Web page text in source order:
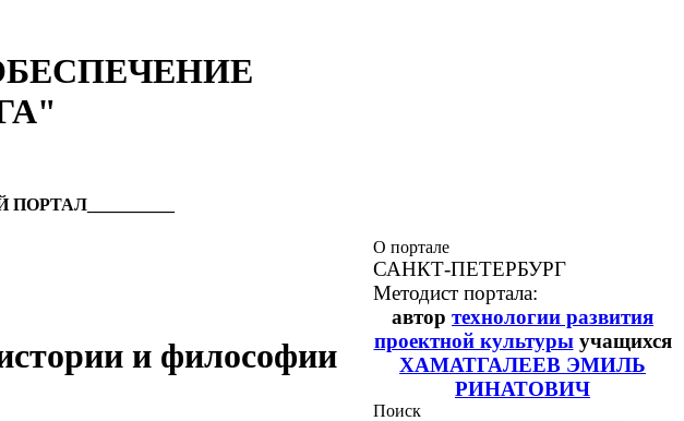
и философии
О портале
САНКТ-ПЕТЕРБУРГ
Методист портала:
автор технологии развития
проектной культурыучащихся
ХАМАТГАЛЕЕВ ЭМИЛЬ
РИНАТОВИЧ
Поиск